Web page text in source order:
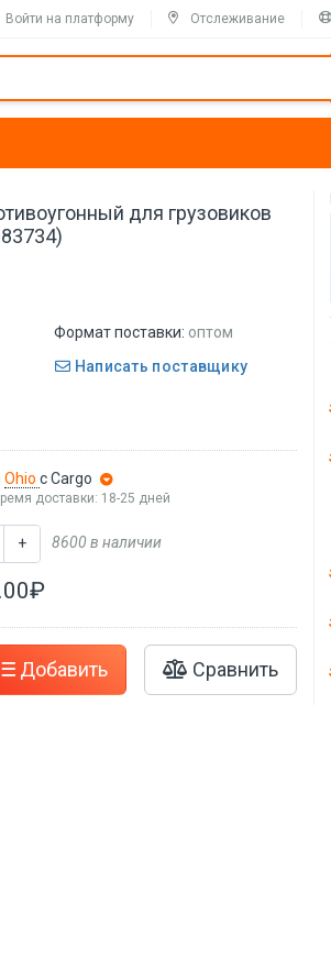
Войти на платформу Отслеживание
для грузовиков
Формат поставки: оптом
Написать поставщику
Ohioс Cargo
доставки: 18-25 дней
+ 8600 в наличии
Добавить Сравнить